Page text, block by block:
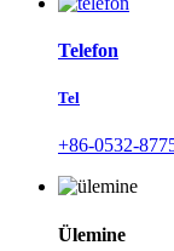
Telefon
Tel
+86-0532-
Ülemine